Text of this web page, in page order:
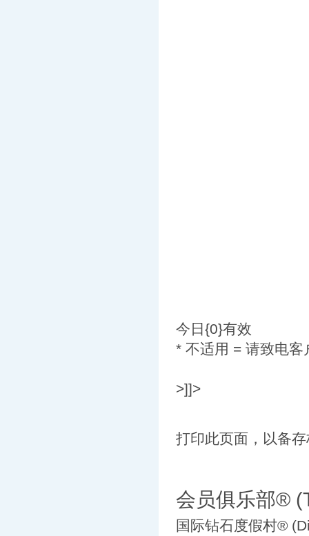
今日{0}有效
* 不适用 = 请致电
>]]>
打印此页面，以备
会员俱乐部®
国际钻石度假村®